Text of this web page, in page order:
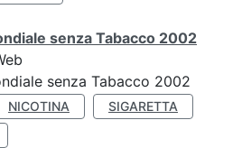
senza Tabacco 2002
senza Tabacco 2002
NICOTINA
SIGARETTA